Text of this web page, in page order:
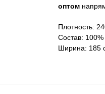
оптом
Плотность:
Состав: 100%
Ширина: 185